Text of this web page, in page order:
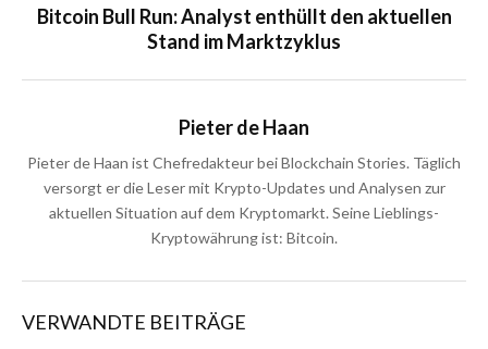
Bitcoin Bull Run: Analyst enthüllt den aktuellen
Stand im Marktzyklus
Pieter de Haan
Pieter de Haan ist Chefredakteur bei Blockchain Stories. Täglich
versorgt er die Leser mit Krypto-Updates und Analysen zur
aktuellen Situation auf dem Kryptomarkt. Seine Lieblings-
Kryptowährung ist: Bitcoin.
VERWANDTE BEITRÄGE